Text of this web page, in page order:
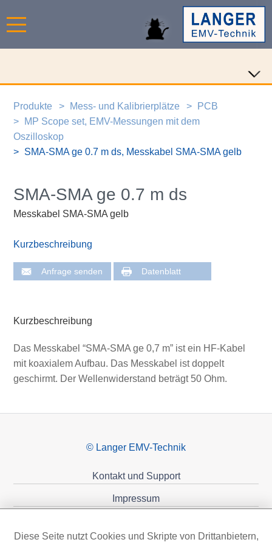
Produkte Mess- und Kalibrierplätze
PCB
MP Scope set, EMV-Messungen mit dem
Oszilloskop
SMA-SMA ge 0.7 m ds, Messkabel SMA-SMA gelb
SMA-SMA ge 0.7 m ds
Messkabel SMA-SMA gelb
Kurzbeschreibung
Anfrage senden Datenblatt
Kurzbeschreibung
Das Messkabel “SMA-SMA ge 0,7 m” ist ein HF-Kabel
mit koaxialem Aufbau. Das Messkabel ist doppelt
geschirmt. Der Wellenwiderstand beträgt 50 Ohm.
© Langer EMV-Technik
Kontakt und Support
Impressum
Diese Seite nutzt Cookies und Skripte von Drittanbietern,